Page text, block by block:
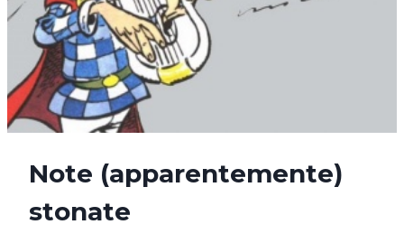
Note (apparentemente)
stonate